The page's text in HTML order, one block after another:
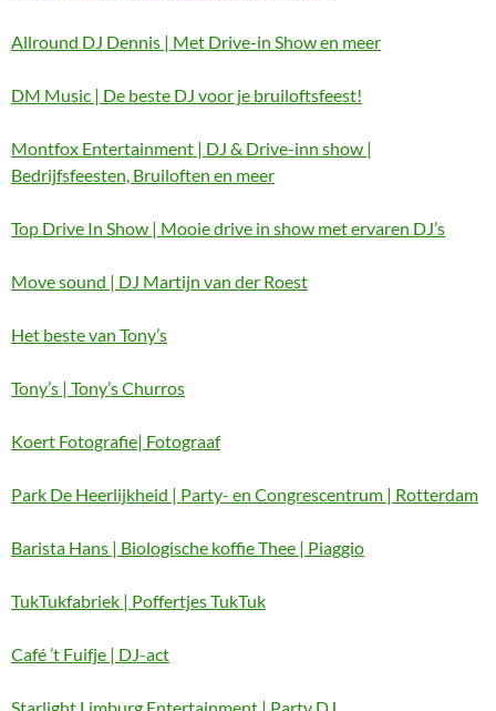
Allround DJ Dennis | Met Drive-in Show en meer
DM Music | De beste DJ voor je bruiloftsfeest!
Montfox Entertainment | DJ & Drive-inn show |
Bedrijfsfeesten, Bruiloften en meer
Top Drive In Show | Mooie drive in show met ervaren DJ’s
Move sound | DJ Martijn van der Roest
Het beste van Tony’s
Tony’s | Tony’s Churros
Koert Fotografie| Fotograaf
Park De Heerlijkheid | Party- en Congrescentrum | Rotterdam
Barista Hans | Biologische koffie Thee | Piaggio
TukTukfabriek | Poffertjes TukTuk
Café ’t Fuifje | DJ-act